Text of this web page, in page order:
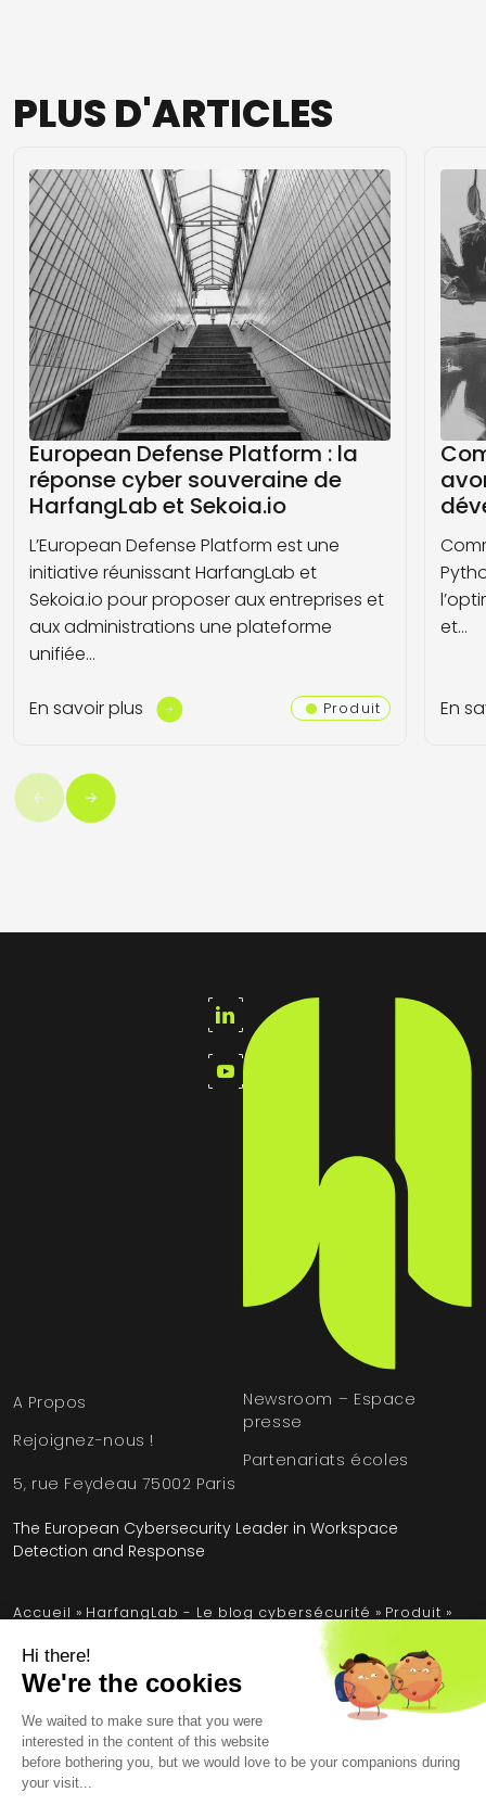
PLUS D'ARTICLES
European Defense Platform : la
réponse cyber souveraine de
HarfangLab et Sekoia.io
L’European Defense Platform est une
initiative réunissant HarfangLab et
Sekoia.io pour proposer aux entreprises et
aux administrations une plateforme
unifiée…
En savoir plus Produit
et…
En
A Propos
Rejoignez-nous !
Newsroom – Espace
presse
Partenariats écoles
5, rue Feydeau 75002 Paris
The European Cybersecurity Leader in Workspace
Detection and Response
Accueil » HarfangLab - Le blog cybersécurité » Produit »
DLL Sideloading : les solutions pour protéger votre
espace de travail
Mentions légales
Conditions générales
Contrat de licence utilisateur final